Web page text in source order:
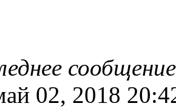
сообщение
02, 2018